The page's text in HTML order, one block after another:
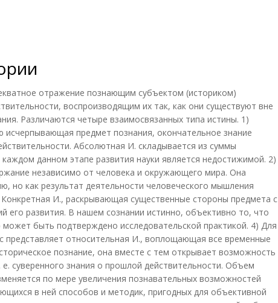
отражение познающим субъектом (историком)
воспроизводящим их так, как они существуют вне
Различаются четыре взаимосвязанных типа истины. 1)
предмет познания, окончательное знание
Абсолютная И. складывается из суммы
данном этапе развития науки является недостижимой. 2)
независимо от человека и окружающего мира. Она
но как результат деятельности человеческого мышления
И., раскрывающая существенные стороны предмета с
его развития. В нашем сознании истинно, объективно то, что
быть подтверждено исследовательской практикой. 4) Для
представляет относительная И., воплощающая все временные
познание, она вместе с тем открывает возможность
е. суверенного знания о прошлой действительности. Объем
по мере увеличения познавательных возможностей
в ней способов и методик, пригодных для объективной